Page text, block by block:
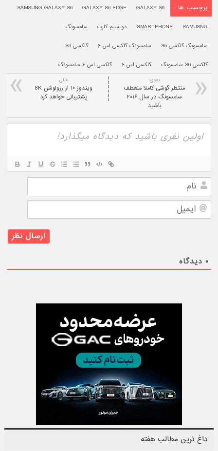
برچسب ها : GALAXY S6
GALAXY S6 EDGE
SAMSUNG GALAXY S6
SAMUSNG
SMARTPHONE دو سیم کارت سامسونگ
سامسونگ گلکسی S6 سامسونگ گلکسی اس ۶ گلکسی S6
گلکسی S6 سامسونگ گلکسی اس ۶ گلکسی اس ۶ سامسونگ
قبلی
ویندوز ۱۰ از رزولوشن 8K
پشتیبانی خواهد کرد
بعدی:
منتظر گوشی کاملا منعطف
سامسونگ در سال ۲۰۱۶
باشید
نام
ایمیل
۰ دیدگاه
داغ ترین مطالب هفته